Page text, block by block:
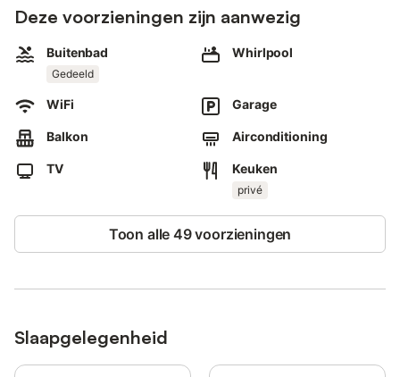
Deze accommodatie beschikt over een eigen buitenruimte met
een tuin en een overdekt terras.
Daarnaast hebben gasten toegang tot een gedeelde
buitenruimte met een zwembad, een jacuzzi, buitendouches en
De accommodatie ligt vlak bij het strand.
Er is parkeergelegenheid beschikbaar op het terrein en één
parkeerplaats in een garage.
Huisdieren, roken en evenementen zijn niet toegestaan.
Het gebouw heeft een lift.
De vergunning van het appartement is VFT/MA/73764.
Deze voorzieningen zijn aanwezig
Buitenbad
Gedeeld
Whirlpool
WiFi Garage
Balkon Airconditioning
TV Keuken
privé
Toon alle 49 voorzieningen
Slaapgelegenheid